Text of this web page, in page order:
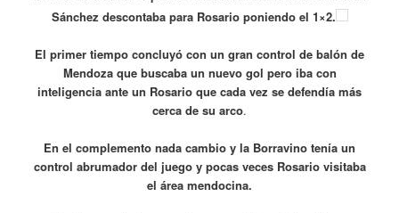
Sánchez descontaba para Rosario poniendo el 1×2.
El primer tiempo concluyó con un gran control de balón de
Mendoza que buscaba un nuevo gol pero iba con
inteligencia ante un Rosario que cada vez se defendía más
cerca de su arco.
En el complemento nada cambio y la Borravino tenía un
control abrumador del juego y pocas veces Rosario visitaba
el área mendocina.